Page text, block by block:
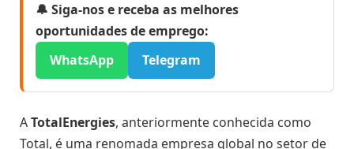
🔔 Siga-nos e receba as melhores
oportunidades de emprego:
WhatsApp
Telegram
ATotalEnergies, anteriormente conhecida como
Total, é uma renomada empresa global no setor de